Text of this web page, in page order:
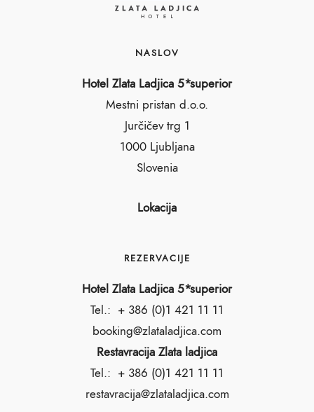
NASLOV
Hotel Zlata Ladjica 5*superior
Mestni pristan d.o.o.
Jurčičev trg 1
1000 Ljubljana
Slovenia
Lokacija
REZERVACIJE
Hotel Zlata Ladjica 5*superior
Tel.: + 386 (0)1 421 11 11
booking@zlataladjica.com
Restavracija Zlata ladjica
Tel.: + 386 (0)1 421 11 11
restavracija@zlataladjica.com